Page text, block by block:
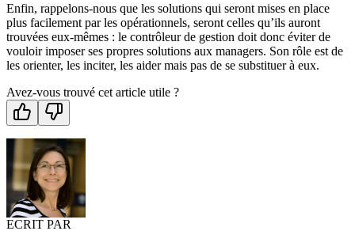
Enfin, rappelons-nous que les solutions qui seront mises en place
plus facilement par les opérationnels, seront celles qu’ils auront
trouvées eux-mêmes : le contrôleur de gestion doit donc éviter de
vouloir imposer ses propres solutions aux managers. Son rôle est de
les orienter, les inciter, les aider mais pas de se substituer à eux.
Avez-vous trouvé cet article utile ?
ECRIT PAR